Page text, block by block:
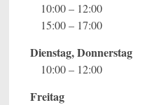
10:00 – 12:00
15:00 – 17:00
Dienstag, Donnerstag
10:00 – 12:00
Freitag